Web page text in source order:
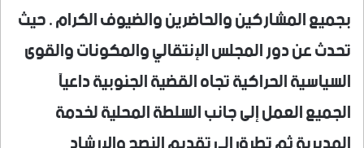
بجميع المشاركين والحاضرين والضيوف الكرام . حيث
تحدث عن دور المجلس الإنتقالي والمكونات والقوى
السياسية الحراكية تجاه القضية الجنوبية داعيآ
الجميع العمل إلى جانب السلطة المحلية لخدمة